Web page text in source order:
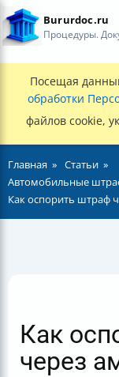
Bururdoc.ru
Процедуры.
Посещая
обработки
файлов cookie,
Главная
Статьи
Автомобильные
Как оспорить штраф
Как
через